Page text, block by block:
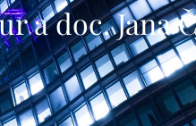
a doc. Jana